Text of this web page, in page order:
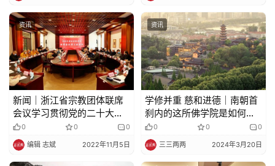
寺
院
巡
礼
视
频
纪
录
资讯
新闻｜浙江省宗教团体联席
会议学习贯彻党的二十大精
神0 0 0
编辑 志斌 2022年11月5日
资讯
学修并重 慈和进德｜南朝首
刹内的这所佛学院是如何培
养优秀僧才的？
0 0 0
三三两两 2024年3月20日